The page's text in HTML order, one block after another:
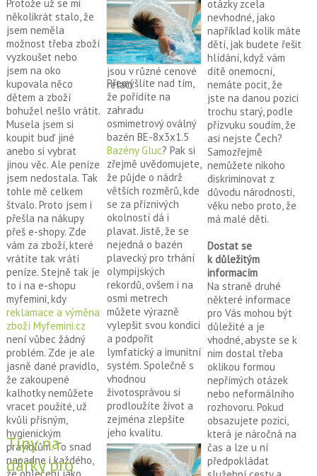
Protože už se mi
několikrát stalo, že
jsem neměla
možnost třeba zboží
vyzkoušet nebo
jsem na oko
kupovala něco
dětem a zboží
bohužel nešlo vrátit.
Musela jsem si
koupit buď jiné
anebo si vybrat
jinou věc. Ale peníze
jsem nedostala. Tak
tohle mě celkem
štvalo. Proto jsem i
přešla na nákupy
přeš e-shopy. Zde
vám za zboží, které
vrátíte tak vrátí
peníze. Stejně tak je
to i na e-shopu
myfemini, kdy
reklamace a výměna
zboží Myfemini.cz
není vůbec žádný
problém. Zde je ale
jasně dané pravidlo,
že zakoupené
kalhotky nemůžete
vracet použité, už
kvůli přísným,
hygienickým
pravidlům. To snad
napadne i každého,
vyleštit. Myslím si,
že brusné materiály
se budou hodit v
každé garáži. A
brusné materiály
jsou v různé cenové
relaci.
otázky zcela
nevhodné, jako
například kolik máte
dětí, jak budete řešit
hlídání, když vám
dítě onemocní,
nemáte pocit, že
jste na danou pozici
trochu starý, podle
přízvuku soudím, že
asi nejste Čech?
Samozřejmě
nemůžete nikoho
diskriminovat z
důvodu národnosti,
věku nebo proto, že
má malé děti.
Dostat se
k důležitým
informacím
Na straně druhé
některé informace
pro Vás mohou být
důležité a je
vhodné, abyste se k
nim dostal třeba
oklikou formou
nepřímých otázek
nebo neformálního
rozhovoru. Pokud
obsazujete pozici,
která je náročná na
čas a lze u ní
předpokládat
Přemýšlíte nad tím,
že pořídíte na
zahradu
osmimetrový oválný
bazén BE-8x3x1.5
Bazény Gluc? Pak si
zřejmě uvědomujete,
že půjde o nádrž
větších rozměrů, kde
se za příznivých
okolností dá i
plavat. Jistě, že se
nejedná o bazén
plavecký pro trhání
olympijských
rekordů, ovšem i na
osmi metrech
můžete výrazně
vylepšit svou kondici
a podpořit
lymfatický a imunitní
systém. Společně s
vhodnou
životosprávou si
prodloužíte život a
zejména zlepšíte
jeho kvalitu.
Tipy na
dárky pro